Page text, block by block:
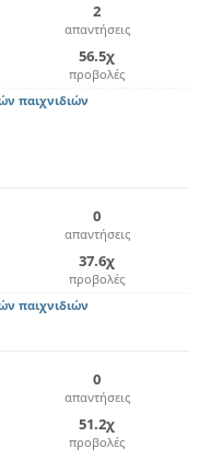
2
απαντήσεις
56.5χ
προβολές
παιχνιδιών
0
απαντήσεις
37.6χ
προβολές
παιχνιδιών
0
απαντήσεις
51.2χ
προβολές